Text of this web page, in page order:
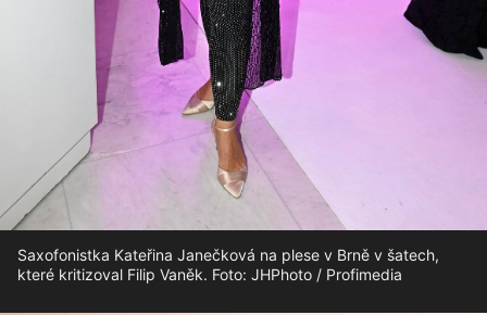
Saxofonistka Kateřina Janečková na plese v Brně v šatech,
které kritizoval Filip Vaněk. Foto: JHPhoto / Profimedia